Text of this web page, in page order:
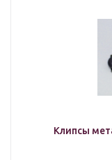
Клипсы